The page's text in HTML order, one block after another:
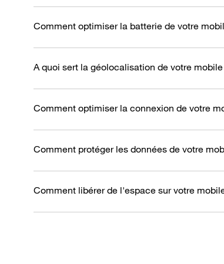
Comment optimiser la batterie de votre
A quoi sert la géolocalisation de votre mobile
Comment optimiser la connexion de votre
Comment protéger les données de votre
Comment libérer de l'espace sur votre